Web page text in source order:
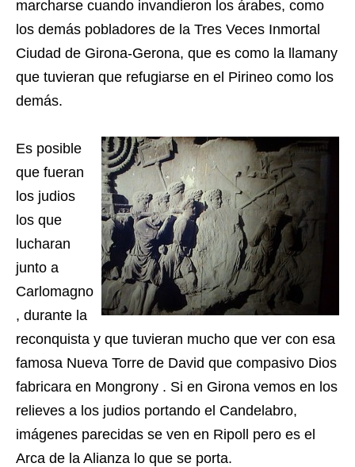
marcharse cuando invandieron los árabes, como
los demás pobladores de la Tres Veces Inmortal
Ciudad de Girona-Gerona, que es como la llamany
que tuvieran que refugiarse en el Pirineo como los
demás.
Es posible
que fueran
los judios
los que
lucharan
junto a
Carlomagno
, durante la
reconquista y que tuvieran mucho que ver con esa
famosa Nueva Torre de David que compasivo Dios
fabricara en Mongrony . Si en Girona vemos en los
relieves a los judios portando el Candelabro,
imágenes parecidas se ven en Ripoll pero es el
Arca de la Alianza lo que se porta.